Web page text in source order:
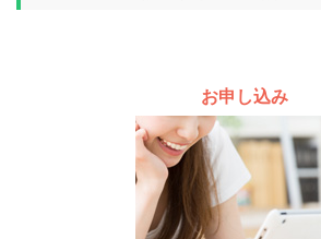
お申し込み